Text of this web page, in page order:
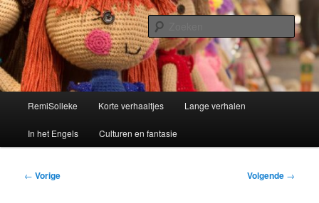
Spring
naar
de
primaire
inhoudRemisolleke
Kinderverhalen
RemiSolleke Korte verhaaltjes Lange verhalen
In het Engels Culturen en fantasie
Bericht
← Vorige Volgende →